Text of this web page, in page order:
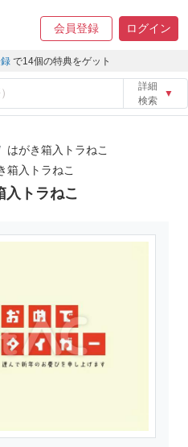
会員登録 ログイン
で14個の特典をゲット
詳細
検索
▼
はがき箱入トラねこ
箱入トラねこ
入トラねこ